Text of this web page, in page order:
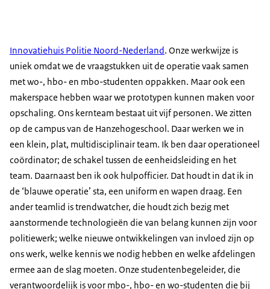
Innovatiehuis Politie Noord-Nederland. Onze werkwijze is
uniek omdat we de vraagstukken uit de operatie vaak samen
met wo-, hbo- en mbo-studenten oppakken. Maar ook een
makerspace hebben waar we prototypen kunnen maken voor
opschaling. Ons kernteam bestaat uit vijf personen. We zitten
op de campus van de Hanzehogeschool. Daar werken we in
een klein, plat, multidisciplinair team. Ik ben daar operationeel
coördinator; de schakel tussen de eenheidsleiding en het
team. Daarnaast ben ik ook hulpofficier. Dat houdt in dat ik in
de ‘blauwe operatie’ sta, een uniform en wapen draag. Een
ander teamlid is trendwatcher, die houdt zich bezig met
aanstormende technologieën die van belang kunnen zijn voor
politiewerk; welke nieuwe ontwikkelingen van invloed zijn op
ons werk, welke kennis we nodig hebben en welke afdelingen
ermee aan de slag moeten. Onze studentenbegeleider, die
verantwoordelijk is voor mbo-, hbo- en wo-studenten die bij